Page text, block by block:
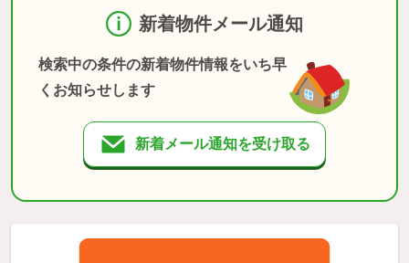
新着物件メール通知
検索中の条件の新着物件情報をいち早
くお知らせします
新着メール通知を受け取る